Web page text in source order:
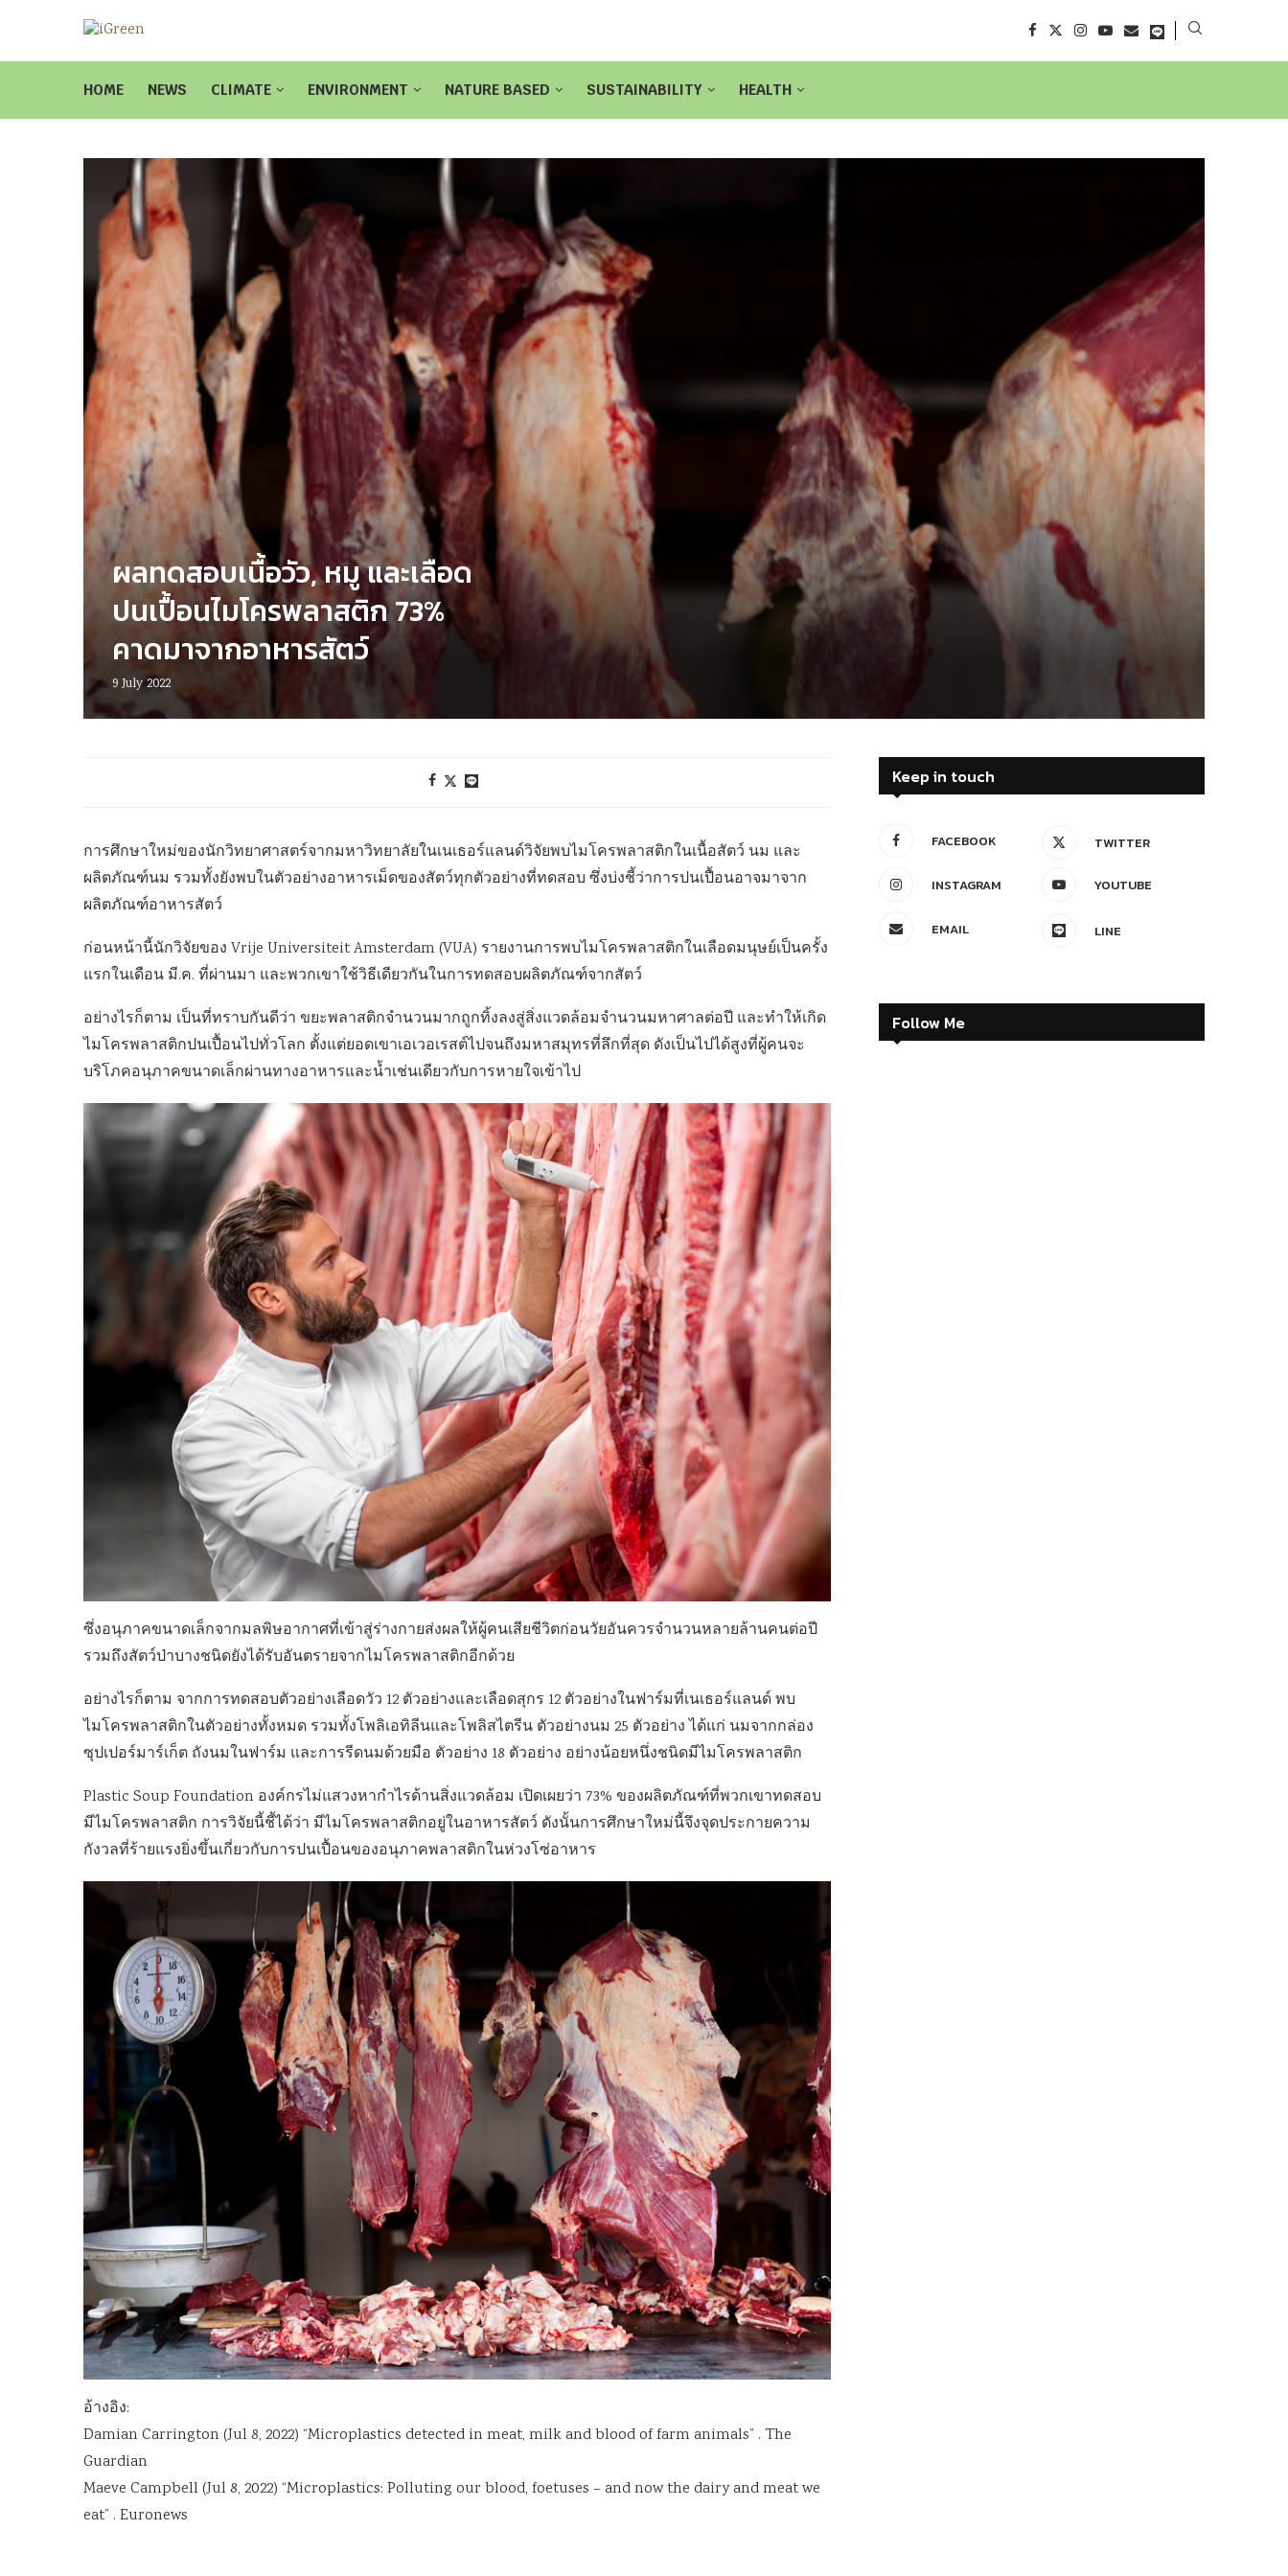
HOME NEWS CLIMATE ENVIRONMENT NATURE BASED SUSTAINABILITY HEALTH
ผลทดสอบเนื้อวัว, หมู และเลือด
ปนเปื้อนไมโครพลาสติก 73%
คาดมาจากอาหารสัตว์
9 July 2022
การศึกษาใหม่ของนักวิทยาศาสตร์จากมหาวิทยาลัยในเนเธอร์แลนด์วิจัยพบไมโครพลาสติกในเนื้อสัตว์ นม และ
ผลิตภัณฑ์นม รวมทั้งยังพบในตัวอย่างอาหารเม็ดของสัตว์ทุกตัวอย่างที่ทดสอบ ซึ่งบ่งชี้ว่าการปนเปื้อนอาจมาจาก
ผลิตภัณฑ์อาหารสัตว์
ก่อนหน้านี้นักวิจัยของ Vrije Universiteit Amsterdam (VUA) รายงานการพบไมโครพลาสติกในเลือดมนุษย์เป็นครั้ง
แรกในเดือน มี.ค. ที่ผ่านมา และพวกเขาใช้วิธีเดียวกันในการทดสอบผลิตภัณฑ์จากสัตว์
อย่างไรก็ตาม เป็นที่ทราบกันดีว่า ขยะพลาสติกจำนวนมากถูกทิ้งลงสู่สิ่งแวดล้อมจำนวนมหาศาลต่อปี และทำให้เกิด
ไมโครพลาสติกปนเปื้อนไปทั่วโลก ตั้งแต่ยอดเขาเอเวอเรสต์ไปจนถึงมหาสมุทรที่ลึกที่สุด ดังเป็นไปได้สูงที่ผู้คนจะ
บริโภคอนุภาคขนาดเล็กผ่านทางอาหารและน้ำเช่นเดียวกับการหายใจเข้าไป
ซึ่งอนุภาคขนาดเล็กจากมลพิษอากาศที่เข้าสู่ร่างกายส่งผลให้ผู้คนเสียชีวิตก่อนวัยอันควรจำนวนหลายล้านคนต่อปี
รวมถึงสัตว์ป่าบางชนิดยังได้รับอันตรายจากไมโครพลาสติกอีกด้วย
อย่างไรก็ตาม จากการทดสอบตัวอย่างเลือดวัว 12 ตัวอย่างและเลือดสุกร 12 ตัวอย่างในฟาร์มที่เนเธอร์แลนด์ พบ
ไมโครพลาสติกในตัวอย่างทั้งหมด รวมทั้งโพลิเอทิลีนและโพลิสไตรีน ตัวอย่างนม 25 ตัวอย่าง ได้แก่ นมจากกล่อง
ซุปเปอร์มาร์เก็ต ถังนมในฟาร์ม และการรีดนมด้วยมือ ตัวอย่าง 18 ตัวอย่าง อย่างน้อยหนึ่งชนิดมีไมโครพลาสติก
Plastic Soup Foundation องค์กรไม่แสวงหากำไรด้านสิ่งแวดล้อม เปิดเผยว่า 73% ของผลิตภัณฑ์ที่พวกเขาทดสอบ
มีไมโครพลาสติก การวิจัยนี้ชี้ได้ว่า มีไมโครพลาสติกอยู่ในอาหารสัตว์ ดังนั้นการศึกษาใหม่นี้จึงจุดประกายความ
กังวลที่ร้ายแรงยิ่งขึ้นเกี่ยวกับการปนเปื้อนของอนุภาคพลาสติกในห่วงโซ่อาหาร
อ้างอิง:
Damian Carrington (Jul 8, 2022) “Microplastics detected in meat, milk and blood of farm animals” . The
Guardian
Maeve Campbell (Jul 8, 2022) “Microplastics: Polluting our blood, foetuses – and now the dairy and meat we
eat” . Euronews
Keep in touch
FACEBOOK TWITTER
INSTAGRAM YOUTUBE
EMAIL LINE
Follow Me